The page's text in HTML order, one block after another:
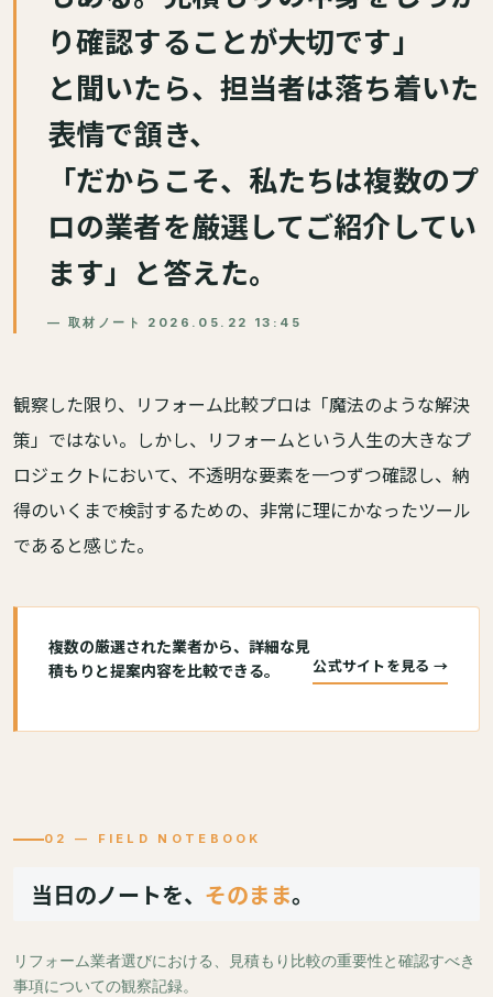
り確認することが大切です」
と聞いたら、担当者は落ち着いた
表情で頷き、
「だからこそ、私たちは複数のプ
ロの業者を厳選してご紹介してい
ます」と答えた。
— 取材ノート 2026.05.22 13:45
観察した限り、リフォーム比較プロは「魔法のような解決
策」ではない。しかし、リフォームという人生の大きなプ
ロジェクトにおいて、不透明な要素を一つずつ確認し、納
得のいくまで検討するための、非常に理にかなったツール
であると感じた。
複数の厳選された業者から、詳細な見
積もりと提案内容を比較できる。
公式サイトを見る →
02 — FIELD NOTEBOOK
当日のノートを、 そのまま。
リフォーム業者選びにおける、見積もり比較の重要性と確認すべき
事項についての観察記録。